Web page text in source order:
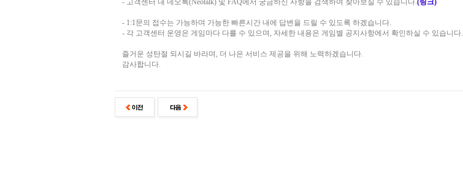
- 고객센터 내 네오톡(Neotalk) 및 FAQ에서 궁금하신 사항을 검색하여 찾아보실 수 있습니다.(링크)
- 1:1문의 접수는 가능하며 가능한 빠른시간 내에 답변을 드릴 수 있도록 하겠습니다.
- 각 고객센터 운영은 게임마다 다를 수 있으며, 자세한 내용은 게임별 공지사항에서 확인하실 수 있습니다.
즐거운 성탄절 되시길 바라며, 더 나은 서비스 제공을 위해 노력하겠습니다.
감사합니다.